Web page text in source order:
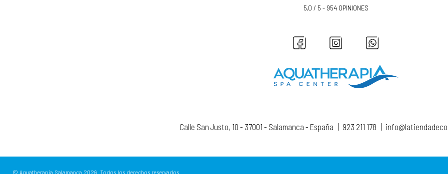
5,0 / 5 - 954 OPINIONES
Calle San Justo, 10 - 37001 - Salamanca - España 923 211 178
© Aquatherapia Salamanca 2026. Todos los derechos reservados.